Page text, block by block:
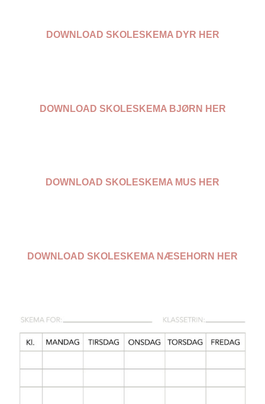
DOWNLOAD SKOLESKEMA DYR HER
DOWNLOAD SKOLESKEMA BJØRN HER
DOWNLOAD SKOLESKEMA MUS HER
DOWNLOAD SKOLESKEMA NÆSEHORN HER